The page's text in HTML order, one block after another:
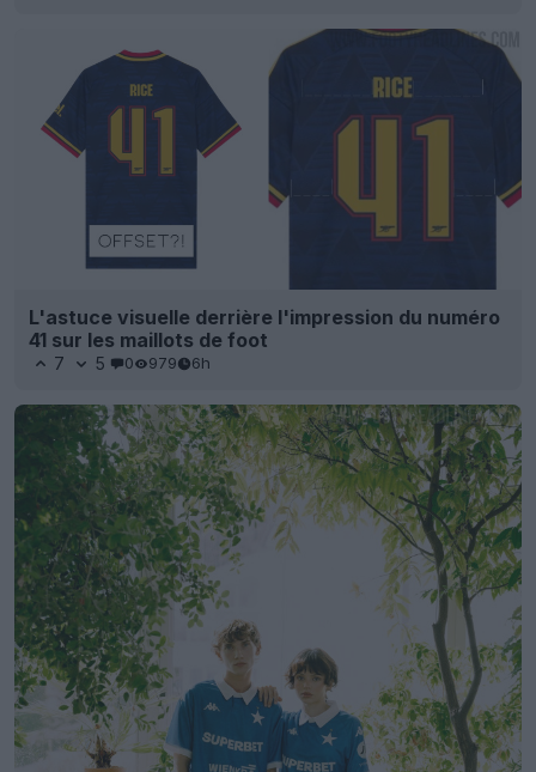
L'astuce visuelle derrière l'impression du numéro
41 sur les maillots de foot
7 5 0 979 6h